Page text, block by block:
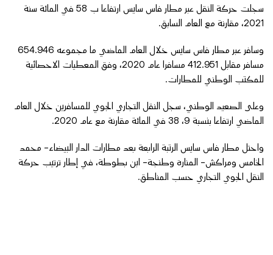
سجلت حركة النقل عبر مطار فاس سايس ارتفاعا ب 58 في المائة سنة
2021، مقارنة مع العام السابق.
وسافر عبر مطار فاس سايس خلال العام الماضي ما مجموعه 654.946
مسافر مقابل 412.951 مسافرا عام 2020، وفق المعطيات الاحصائية
للمكتب الوطني للمطارات.
وعلى الصعيد الوطني، سجل النقل التجاري الجوي للمسافرين خلال العام
الماضي ارتفاعا بنسبة 9، 38 في المائة مقارنة مع عام 2020.
واحتل مطار فاس سايس الرتبة الرابعة بعد مطارات الدار البيضاء- محمد
الخامس ومراكش- المنارة وطنجة- ابن بطوطة، في إطار ترتيب حركة
النقل الجوي التجاري حسب المناطق.